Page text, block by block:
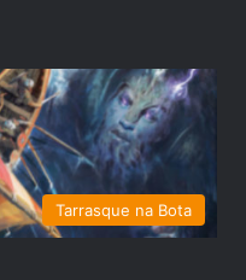
Tarrasque na Bota